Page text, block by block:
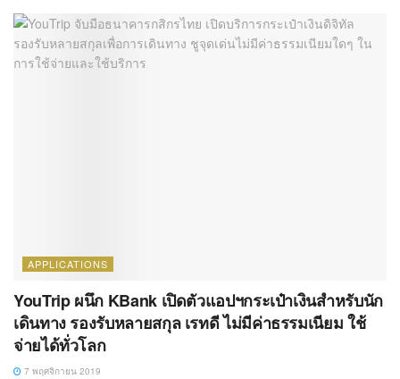
APPLICATIONS
YouTrip ผนึก KBank เปิดตัวแอปฯกระเป๋าเงินสำหรับนัก
เดินทาง รองรับหลายสกุล เรทดี ไม่มีค่าธรรมเนียม ใช้
จ่ายได้ทั่วโลก
7 พฤศจิกายน 2019